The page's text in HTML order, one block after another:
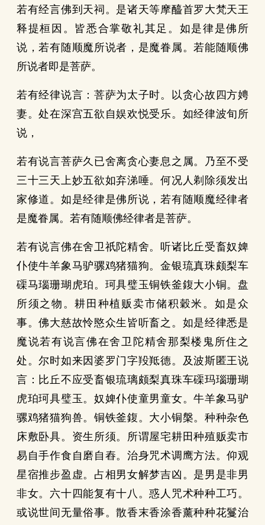
若有经言佛到天祠。是诸天等摩醯首罗大梵天王
释提桓因。皆悉合掌敬礼其足。如是律是佛所
说，若有随顺魔所说者，是魔眷属。若能随顺佛
所说者即是菩萨。
若有经律说言：菩萨为太子时。以贪心故四方娉
妻。处在深宫五欲自娱欢悦受乐。如经律波旬所
说，
若有说言菩萨久已舍离贪心妻息之属。乃至不受
三十三天上妙五欲如弃涕唾。何况人剃除须发出
家修道。如是经律是佛所说，若有随顺魔经律者
是魔眷属。若有随顺佛经律者是菩萨。
若有说言佛在舍卫祇陀精舍。听诸比丘受畜奴婢
仆使牛羊象马驴骡鸡猪猫狗。金银琉真珠颇梨车
磲马瑙珊瑚虎珀。珂具璧玉铜铁釜鍑大小铜。盘
所须之物。耕田种植贩卖市储积穀米。如是众
事。佛大慈故怜愍众生皆听畜之。如是经律悉是
魔说若有说言佛在舍卫陀精舍那梨楼鬼所住之
处。尔时如来因婆罗门字羖羝德。及波斯匿王说
言：比丘不应受畜银琉璃颇梨真珠车磲玛瑙珊瑚
虎珀珂具璧玉。奴婢仆使童男童女。牛羊象马驴
骡鸡猪猫狗兽。铜铁釜鍑。大小铜槃。种种杂色
床敷卧具。资生所须。所谓屋宅耕田种殖贩卖市
易自手作食自磨自舂。治身咒术调鹰方法。仰观
星宿推步盈虚。占相男女解梦吉凶。是男是非男
非女。六十四能复有十八。惑人咒术种种工巧。
或说世间无量俗事。散香末香涂香薰种种花鬘治